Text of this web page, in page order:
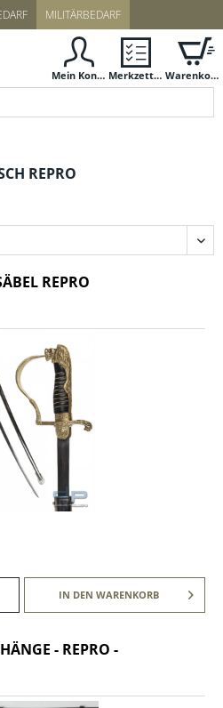
MILITÄRBEDARF
Mein Konto Merkzettel Warenkorb
REPRO
REPRO
IN DEN WARENKORB
- REPRO -